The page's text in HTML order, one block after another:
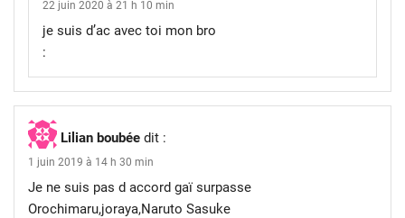
22 juin 2020 à 21 h 10 min
je suis d’ac avec toi mon bro
:
Lilian boubée dit :
1 juin 2019 à 14 h 30 min
Je ne suis pas d accord gaï surpasse
Orochimaru,joraya,Naruto Sasuke